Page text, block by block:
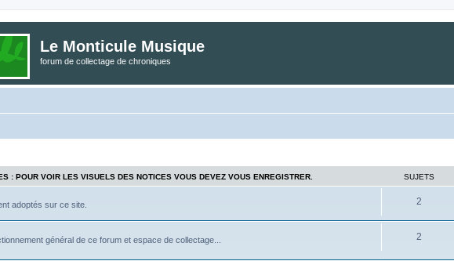
Le Monticule Musique
forum de collectage de chroniques
: POUR VOIR LES VISUELS DES NOTICES VOUS DEVEZ VOUS ENREGISTRER. SUJETS
adoptés sur ce site.
2
général de ce forum et espace de collectage...
2